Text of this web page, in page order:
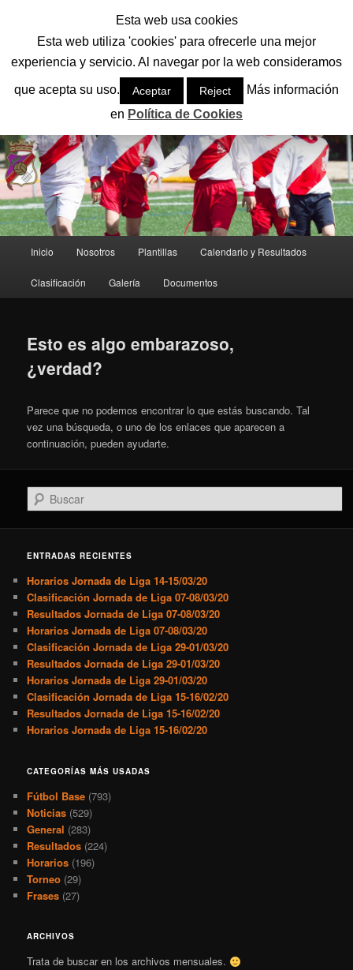
contenido
principal
contenido
secundario
CD SAN LORENZO
El mejor equipo del fútbol base de León
principal
Inicio Nosotros Plantillas Calendario y Resultados
Clasificación Galería Documentos
Esto es algo embarazoso,
¿verdad?
Parece que no podemos encontrar lo que estás buscando. Tal
vez una búsqueda, o uno de los enlaces que aparecen a
continuación, pueden ayudarte.
Buscar
ENTRADAS RECIENTES
Horarios Jornada de Liga 14-15/03/20
Clasificación Jornada de Liga 07-08/03/20
Resultados Jornada de Liga 07-08/03/20
Horarios Jornada de Liga 07-08/03/20
Clasificación Jornada de Liga 29-01/03/20
Resultados Jornada de Liga 29-01/03/20
Horarios Jornada de Liga 29-01/03/20
Clasificación Jornada de Liga 15-16/02/20
Resultados Jornada de Liga 15-16/02/20
Horarios Jornada de Liga 15-16/02/20
CATEGORÍAS MÁS USADAS
Fútbol Base (793)
Noticias (529)
General (283)
Resultados (224)
Horarios (196)
Torneo (29)
Frases (27)
ARCHIVOS
Trata de buscar en los archivos mensuales.
Esta web usa cookies
Esta web utiliza 'cookies' para ofrecerle una mejor
experiencia y servicio. Al navegar por la web consideramos
que acepta su uso. Aceptar Reject
Más información
en Política de Cookies